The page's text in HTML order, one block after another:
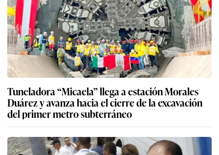
Tuneladora “Micaela” llega a estación Morales
Duárez y avanza hacia el cierre de la excavación
del primer metro subterráneo